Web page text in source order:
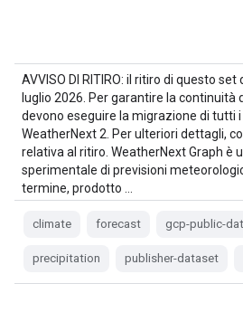
AVVISO DI RITIRO: il ritiro di questo
luglio 2026. Per garantire la continuità
devono eseguire la migrazione di tutti
WeatherNext 2. Per ulteriori dettagli,
relativa al ritiro. WeatherNext Graph è
sperimentale di previsioni
termine, prodotto …
climate forecast gcp-public-
precipitation publisher-dataset